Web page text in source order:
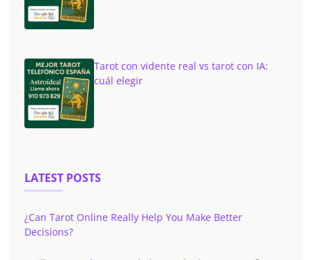
Tarot con vidente real vs tarot con IA:
cuál elegir
LATEST POSTS
¿Can Tarot Online Really Help You Make Better
Decisions?